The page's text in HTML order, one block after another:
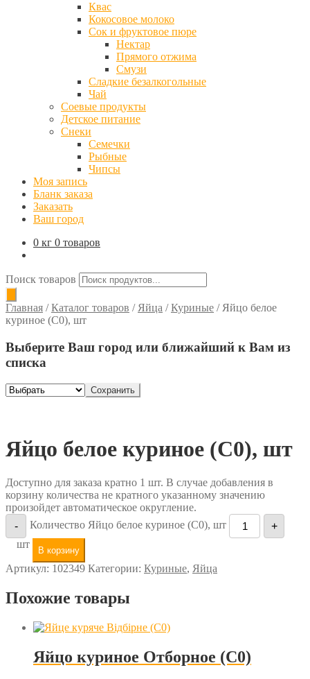
Квас
Кокосовое молоко
Сок и фруктовое пюре
Нектар
Прямого отжима
Смузи
Сладкие безалкогольные
Чай
Соевые продукты
Детское питание
Снеки
Семечки
Рыбные
Чипсы
Моя запись
Бланк заказа
Заказать
Ваш город
0 кг 0 товаров
Поиск товаров
Главная /Каталог товаров / Яйца /Куриные / Яйцо белое
куриное (С0), шт
Выберите Ваш город или ближайший к Вам из
списка
Сохранить
Яйцо белое куриное (С0), шт
Доступно для заказа кратно 1 шт. В случае добавления в
корзину количества не кратного указанному значению
произойдет автоматическое округление.
-
Количество Яйцо белое куриное (С0), шт
+
шт
В корзину
Артикул: 102349 Категории: Куриные, Яйца
Похожие товары
Яйцо куриное Отборное (С0)